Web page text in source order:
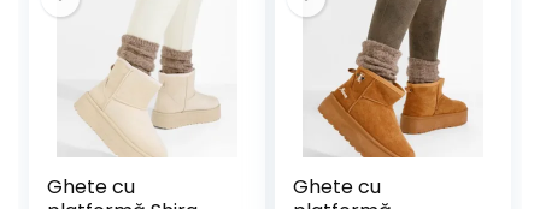
Ghete cu
Ghete cu